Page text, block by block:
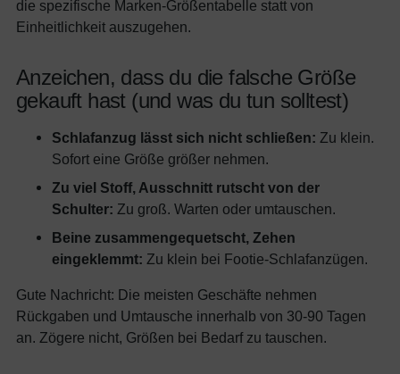
die spezifische Marken-Größentabelle statt von
Einheitlichkeit auszugehen.
Anzeichen, dass du die falsche Größe
gekauft hast (und was du tun solltest)
Schlafanzug lässt sich nicht schließen: Zu klein.
Sofort eine Größe größer nehmen.
Zu viel Stoff, Ausschnitt rutscht von der
Schulter: Zu groß. Warten oder umtauschen.
Beine zusammengequetscht, Zehen
eingeklemmt: Zu klein bei Footie-Schlafanzügen.
Gute Nachricht: Die meisten Geschäfte nehmen
Rückgaben und Umtausche innerhalb von 30-90 Tagen
an. Zögere nicht, Größen bei Bedarf zu tauschen.